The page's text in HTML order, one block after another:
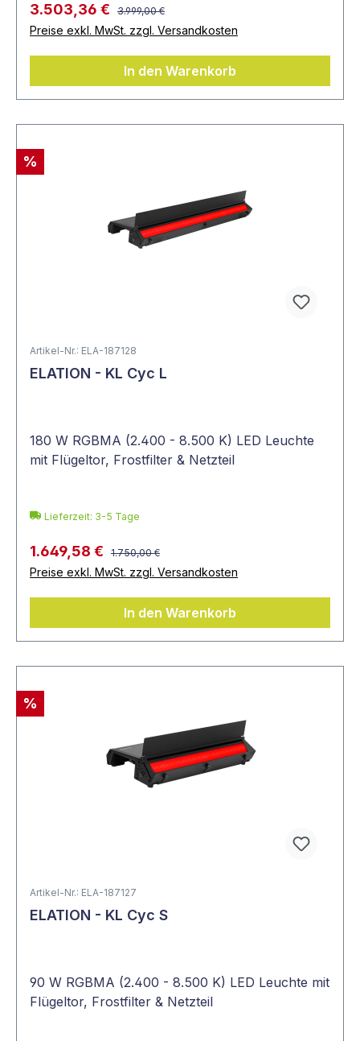
3.503,36 € 3.999,00 €
Preise exkl. MwSt. zzgl. Versandkosten
In den Warenkorb
%
Artikel-Nr.: ELA-187128
ELATION - KL Cyc L
180 W RGBMA (2.400 - 8.500 K) LED Leuchte
mit Flügeltor, Frostfilter & Netzteil
Lieferzeit: 3-5 Tage
1.649,58 € 1.750,00 €
Preise exkl. MwSt. zzgl. Versandkosten
In den Warenkorb
%
Artikel-Nr.: ELA-187127
ELATION - KL Cyc S
90 W RGBMA (2.400 - 8.500 K) LED Leuchte mit
Flügeltor, Frostfilter & Netzteil